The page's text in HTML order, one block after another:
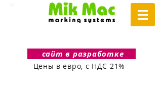
сайт в разработке
Цены в евро, с НДС 21%